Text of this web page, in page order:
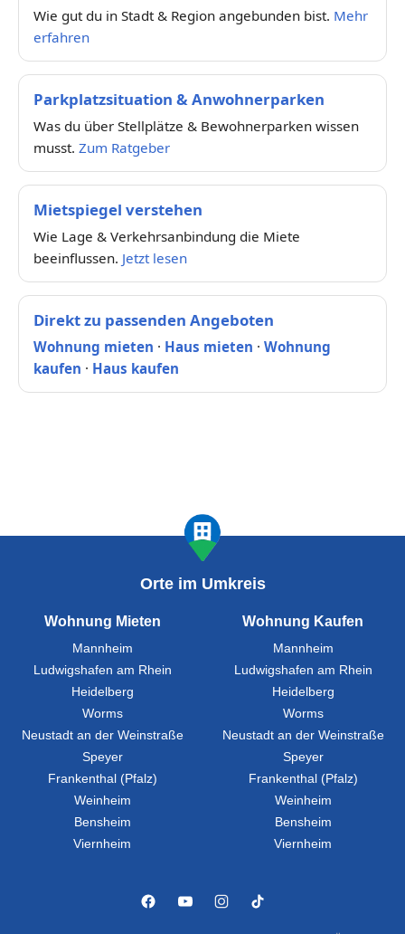
Wie gut du in Stadt & Region angebunden bist. Mehr
erfahren
Parkplatzsituation & Anwohnerparken
Was du über Stellplätze & Bewohnerparken wissen
musst. Zum Ratgeber
Mietspiegel verstehen
Wie Lage & Verkehrsanbindung die Miete
beeinflussen. Jetzt lesen
Direkt zu passenden Angeboten
Wohnung mieten · Haus mieten · Wohnung
kaufen · Haus kaufen
Orte im Umkreis
Wohnung Mieten
Mannheim
Ludwigshafen am Rhein
Heidelberg
Worms
Neustadt an der Weinstraße
Speyer
Frankenthal (Pfalz)
Weinheim
Bensheim
Viernheim
Wohnung Kaufen
Mannheim
Ludwigshafen am Rhein
Heidelberg
Worms
Neustadt an der Weinstraße
Speyer
Frankenthal (Pfalz)
Weinheim
Bensheim
Viernheim